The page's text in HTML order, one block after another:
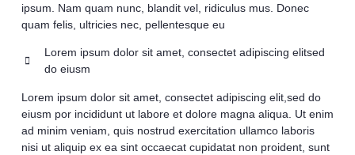
ipsum. Nam quam nunc, blandit vel, ridiculus mus. Donec
quam felis, ultricies nec, pellentesque eu
Lorem ipsum dolor sit amet, consectet adipiscing elitsed
do eiusm
Lorem ipsum dolor sit amet, consectet adipiscing elit,sed do
eiusm por incididunt ut labore et dolore magna aliqua. Ut enim
ad minim veniam, quis nostrud exercitation ullamco laboris
nisi ut aliquip ex ea sint occaecat cupidatat non proident, sunt